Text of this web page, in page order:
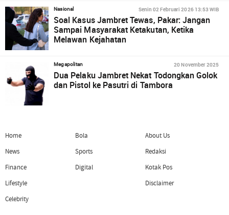
Nasional Senin 02 Februari 2026 13:53 WIB
Soal Kasus Jambret Tewas, Pakar: Jangan
Sampai Masyarakat Ketakutan, Ketika
Melawan Kejahatan
Megapolitan 20 November 2025
Dua Pelaku Jambret Nekat Todongkan Golok
dan Pistol ke Pasutri di Tambora
Home
News
Finance
Lifestyle
Celebrity
Bola
Sports
Digital
About Us
Redaksi
Kotak Pos
Disclaimer